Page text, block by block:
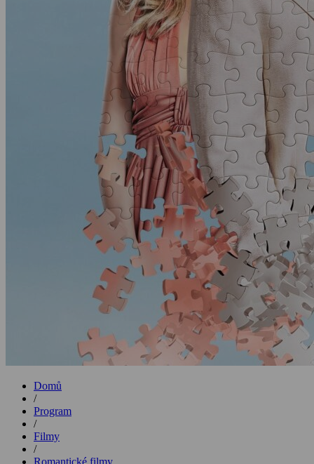
Domů
/
Program
/
Filmy
/
Romantické filmy